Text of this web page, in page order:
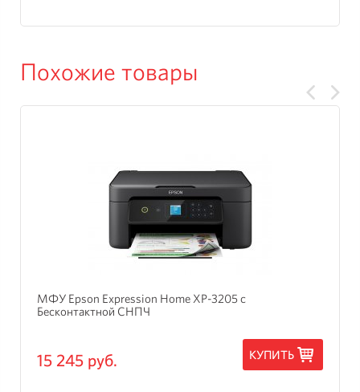
Похожие товары
МФУ Epson Expression Home XP-3205 с
Бесконтактной СНПЧ
15 245 руб. КУПИТЬ